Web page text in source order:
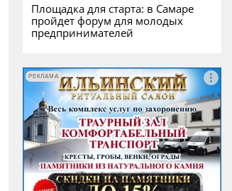
Площадка для старта: в Самаре
пройдет форум для молодых
предпринимателей
РЕКЛАМА